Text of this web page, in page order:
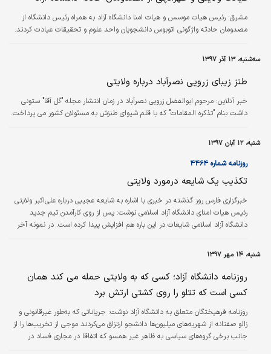
مشرق: رئیس هیات موسس و هیات امنا دانشگاه آزاد به همراه رئیس دانشگاه از
مصدومان حادثه واژگونی اتوبوس دانشجویان واحد علوم و تحقیقات عیادت کردند.
سه‌شنبه، ۱۳ آذر ۱۳۹۷
طنز زیبای زرویی نصرآباد درباره ولایتی
خبر آنلاین: مرحوم ابوالفضل زرویی نصرآباد در زمان انتشار مجله "گل آقا" ستونی
داشت بنام "تذکره المقامات" که با قلم شیوای طنزش به مسئولان کشور می پرداخت.
شنبه، ۱۲ آبان ۱۳۹۷
روزنامه شماره ۴۴۶۴
تکذیب یک شایعه درمورد ولایتی
خبرگزاری فارس روز گذشته در خبری با اشاره به شایعه عجیبی درباره علی‌اکبر ولایتی
رئیس هیات امنای دانشگاه آزاد اسلامی نوشت: پس از روی کارآمدن تیم جدید
دانشگاه آزاد اسلامی شایعات در این باره هم افزایش پیدا کرده است. در نمونه آخر
علی‌اکبر ولایتی منتشر شده است. در این رابطه ابوالفضل شمس، مشاور رئیس
دانشگاه و رئیس مرکز حراست دانشگاه آزاد اسلامی در گفت‌وگویی با بیان اینکه یک
قدم تا شناسایی و دستگیری باند جعل و تخریب دانشگاه…
شنبه، ۱۴ مهر ۱۳۹۷
روزنامه دانشگاه آزاد؛ کسی که به ولایتی حمله می کند همان
کسی است که تتلو را روی کشتی ارتش برد
روزنامه فرهیختگان متعلق به داتشگاه آزاد نوشت: جریاناتی که به‌طور غیرقانونی و
زالو صفتانه از شهریه‌های میلیون‌ها دانشجو ارتزاق می‌کردند موجی از تخریب‌ها را از
جانب برخی گروه‌های سیاسی به ظاهر غیر همسو که اتفاقا در مجاری فساد در